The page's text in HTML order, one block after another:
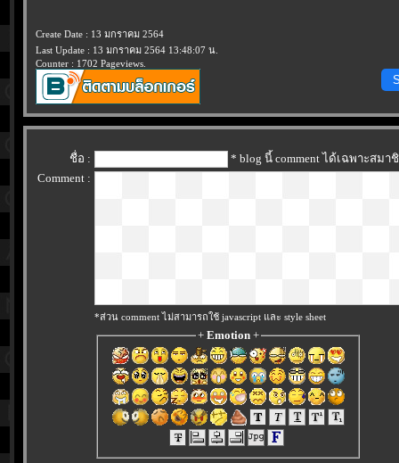
Create Date : 13 มกราคม 2564
Last Update : 13 มกราคม 2564 13:48:07 น.
Counter : 1702 Pageviews.
ชื่อ :
* blog นี้ comment ได้เฉพาะสมา
Comment :
*ส่วน comment ไม่สามารถใช้ javascript และ style sheet
+ Emotion+